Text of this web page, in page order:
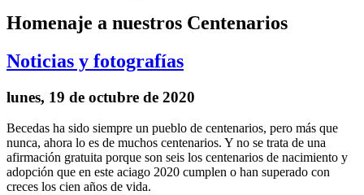
Homenaje a nuestros Centenarios
Noticias y fotografías
lunes, 19 de octubre de 2020
Becedas ha sido siempre un pueblo de centenarios, pero más que
nunca, ahora lo es de muchos centenarios. Y no se trata de una
afirmación gratuita porque son seis los centenarios de nacimiento y
adopción que en este aciago 2020 cumplen o han superado con
creces los cien años de vida.